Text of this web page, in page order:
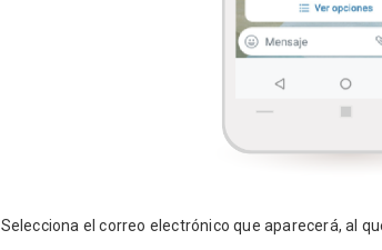
Selecciona el correo electrónico que aparecerá, al